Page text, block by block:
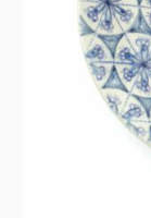
DETAILS